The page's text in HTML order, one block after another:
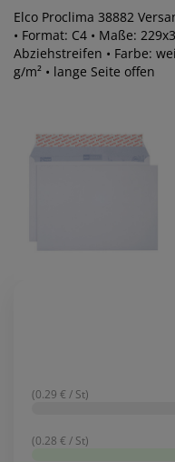
Elco Proclima 38882
• Format: C4 • Maße:
Abziehstreifen • Farbe:
g/m² • lange Seite offen
(0.29 € / St)
(0.28 € / St)